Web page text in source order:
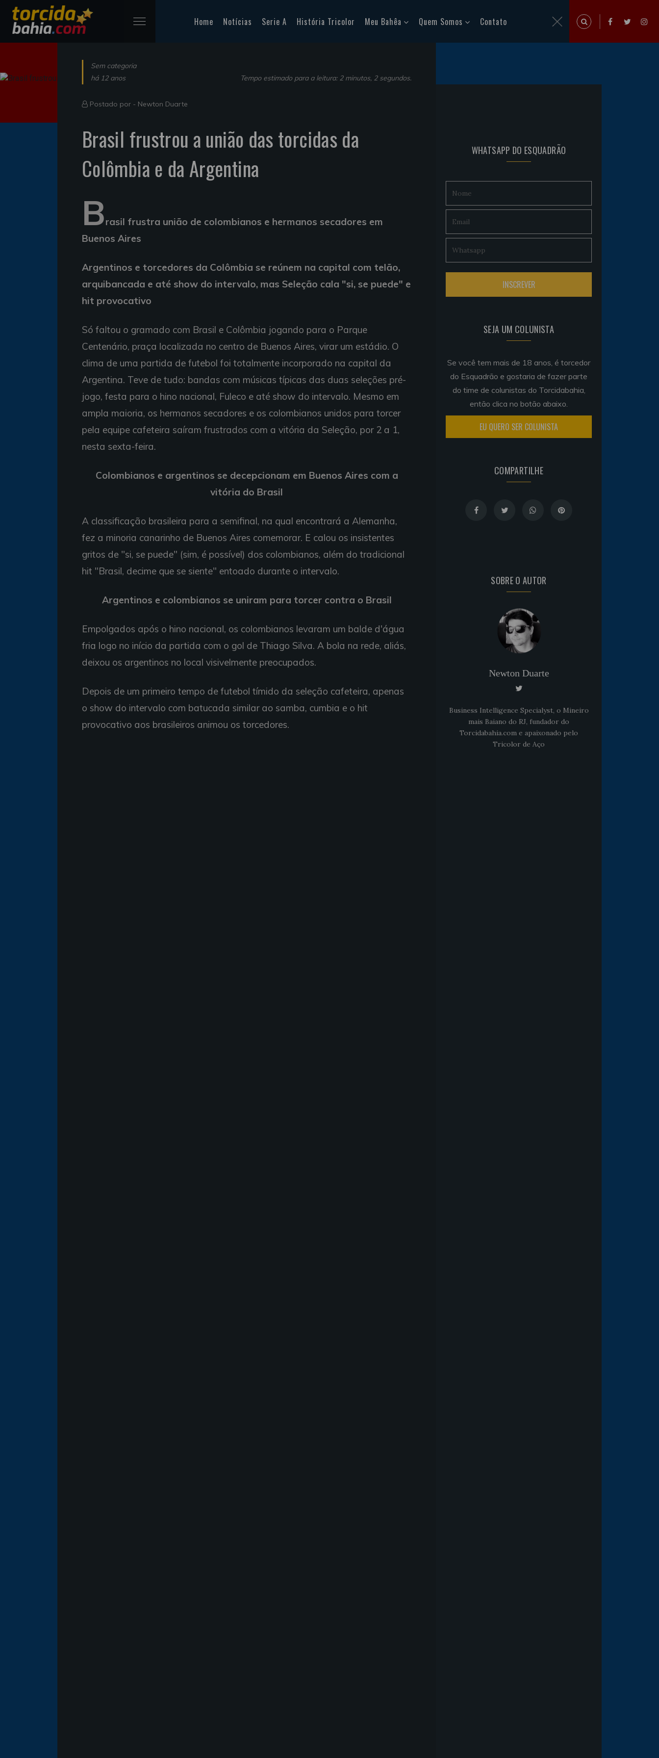
Home Notícias Serie A História Tricolor Meu Bahêa Quem Somos Contato
Sem categoria
há 12 anos
Tempo estimado para a leitura: 2 minutos, 2 segundos.
Postado por - Newton Duarte
Brasil frustrou a união das torcidas da
Colômbia e da Argentina
Brasil frustra união de colombianos e hermanos secadores em
Buenos Aires
Argentinos e torcedores da Colômbia se reúnem na capital com telão,
arquibancada e até show do intervalo, mas Seleção cala "si, se puede" e
hit provocativo
Só faltou o gramado com Brasil e Colômbia jogando para o Parque
Centenário, praça localizada no centro de Buenos Aires, virar um estádio. O
clima de uma partida de futebol foi totalmente incorporado na capital da
Argentina. Teve de tudo: bandas com músicas típicas das duas seleções pré-
jogo, festa para o hino nacional, Fuleco e até show do intervalo. Mesmo em
ampla maioria, os hermanos secadores e os colombianos unidos para torcer
pela equipe cafeteira saíram frustrados com a vitória da Seleção, por 2 a 1,
nesta sexta-feira.
Colombianos e argentinos se decepcionam em Buenos Aires com a
vitória do Brasil
A classificação brasileira para a semifinal, na qual encontrará a Alemanha,
fez a minoria canarinho de Buenos Aires comemorar. E calou os insistentes
gritos de "si, se puede" (sim, é possível) dos colombianos, além do tradicional
hit "Brasil, decime que se siente" entoado durante o intervalo.
Argentinos e colombianos se uniram para torcer contra o Brasil
Empolgados após o hino nacional, os colombianos levaram um balde d'água
fria logo no início da partida com o gol de Thiago Silva. A bola na rede, aliás,
deixou os argentinos no local visivelmente preocupados.
Depois de um primeiro tempo de futebol tímido da seleção cafeteira, apenas
o show do intervalo com batucada similar ao samba, cumbia e o hit
provocativo aos brasileiros animou os torcedores.
WHATSAPP DO ESQUADRÃO
SEJA UM COLUNISTA
Se você tem mais de 18 anos, é torcedor
do Esquadrão e gostaria de fazer parte
do time de colunistas do Torcidabahia,
então clica no botão abaixo.
EU QUERO SER COLUNISTA
COMPARTILHE
SOBRE O AUTOR
Newton Duarte
Business Intelligence Specialyst, o Mineiro
mais Baiano do RJ, fundador do
Torcidabahia.com e apaixonado pelo
Tricolor de Aço